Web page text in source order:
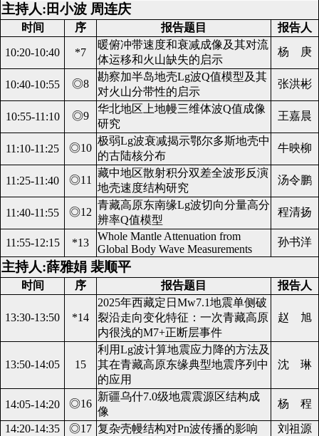
主持人:田小波 周连庆
时间 序 报告题目 报告人
10:20-10:40 *7
暖俯冲带速度和衰减成像及其对流
体运移和火山缺失的启示
杨 庚
10:40-10:55 ◎8
勘察加半岛地壳Lg波Q值模型及其
对火山分带性的启示
张洪彬
10:55-11:10 ◎9
华北地区上地幔三维体波Q值成像
研究
王嘉晨
11:10-11:25 ◎10
极弱Lg波衰减揭示鄂尔多斯地壳中
的古陆核分布
牛映柳
11:25-11:40 ◎11
藏中地区散射积分双差全波形反演
地壳速度结构研究
汤令鹏
11:40-11:55 ◎12
青藏高原东南缘Lg波切向分量高分
辨率Q值模型
程清扬
11:55-12:15 *13
Whole Mantle Attenuation from
Global Body Wave Measurements
孙书洋
主持人:薛雅娟 裴顺平
时间 序 报告题目 报告人
13:30-13:50 *14
2025年西藏定日Mw7.1地震单侧破
裂沿走向变化特征：一次青藏高原
内很浅的M7+正断层事件
赵 旭
13:50-14:05 15
利用Lg波计算地震应力降的方法及
其在青藏高原东缘典型地震序列中
的应用
沈 琳
14:05-14:20 ◎16
新疆乌什7.0级地震震源区结构成
像
杨 程
14:20-14:35 ◎17 复杂壳幔结构对Pn波传播的影响 刘祖源